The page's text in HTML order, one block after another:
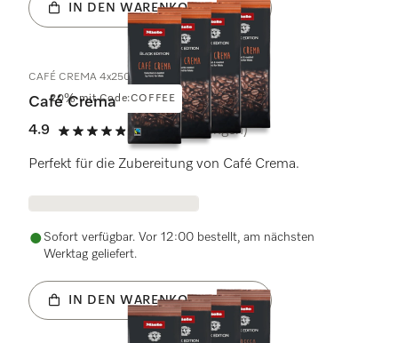
IN DEN WARENKORB LEGEN
20% mit Code:COFFEE
CAFÉ CREMA 4x250g
Café Crema
4.9
4.9 von 5 Sternen
(26 Bewertungen)
Perfekt für die Zubereitung von Café Crema.
Sofort verfügbar. Vor 12:00 bestellt, am nächsten
Werktag geliefert.
IN DEN WARENKORB LEGEN